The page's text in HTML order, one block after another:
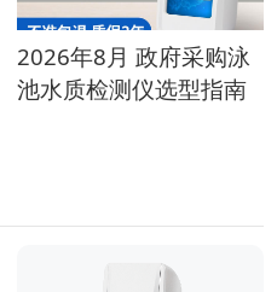
2026年8月 政府采购泳
池水质检测仪选型指南